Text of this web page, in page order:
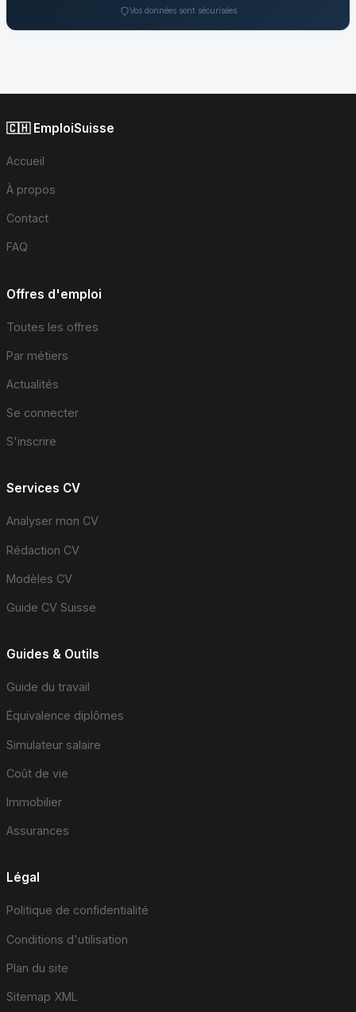
Vos données sont sécurisées
🇨🇭 EmploiSuisse
Accueil
À propos
Contact
FAQ
Offres d'emploi
Toutes les offres
Par métiers
Actualités
Se connecter
S'inscrire
Services CV
Analyser mon CV
Rédaction CV
Modèles CV
Guide CV Suisse
Guides & Outils
Guide du travail
Équivalence diplômes
Simulateur salaire
Coût de vie
Immobilier
Assurances
Légal
Politique de confidentialité
Conditions d'utilisation
Plan du site
Sitemap XML